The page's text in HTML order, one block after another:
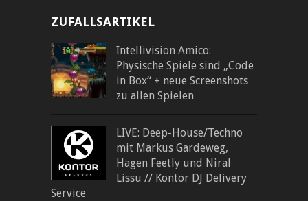
ZUFALLSARTIKEL
Intellivision Amico:
Physische Spiele sind „Code
in Box“ + neue Screenshots
zu allen Spielen
LIVE: Deep-House/Techno
mit Markus Gardeweg,
Hagen Feetly und Niral
Lissu // Kontor DJ Delivery
Service